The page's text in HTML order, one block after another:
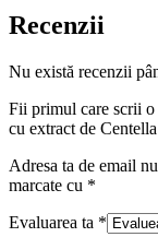
Recenzii
Nu există recenzii
Fii primul care scrii
cu extract de
Adresa ta de email
marcate cu *
Evaluarea ta *